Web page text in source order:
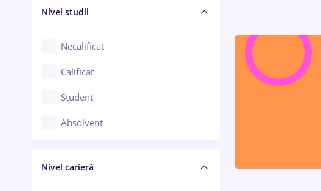
Cercetare - dezvoltare
Chimie / Biochimie
Confecții / Design vestimentar
Construcții / Instalații
Controlul calității
Educație / Training / Arte
Nivel studii
Necalificat
Calificat
Student
Absolvent
Nivel carieră